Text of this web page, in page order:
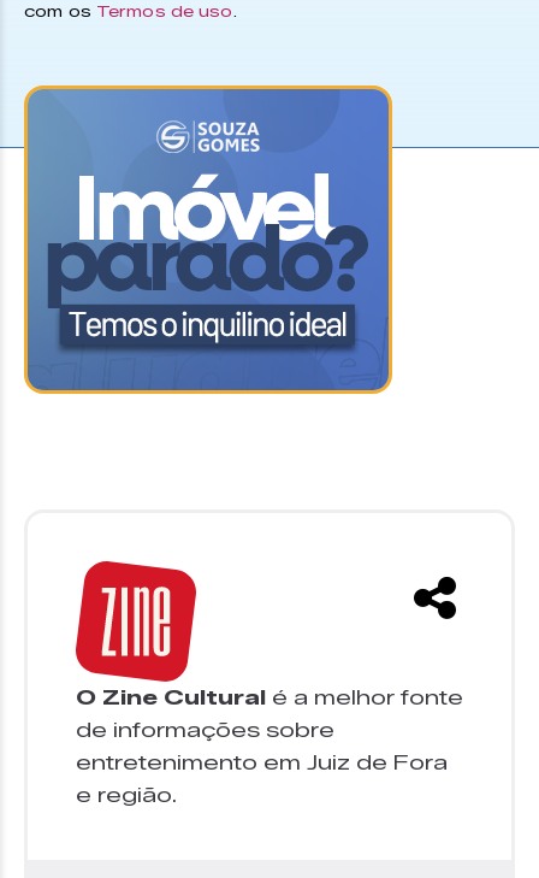
com os Termos de uso.
O Zine Cultural é a melhor fonte
de informações sobre
entretenimento em Juiz de Fora
e região.